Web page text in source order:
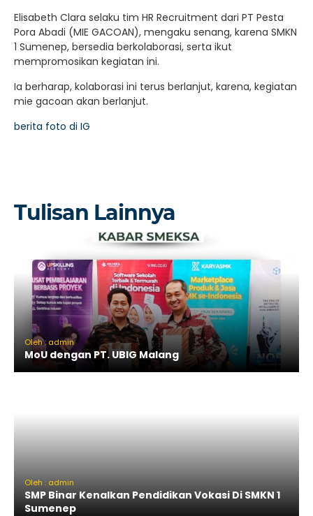
Elisabeth Clara selaku tim HR Recruitment dari PT Pesta
Pora Abadi (MIE GACOAN), mengaku senang, karena SMKN
1 Sumenep, bersedia berkolaborasi, serta ikut
mempromosikan kegiatan ini.
Ia berharap, kolaborasi ini terus berlanjut, karena, kegiatan
mie gacoan akan berlanjut.
berita foto di IG
Tulisan Lainnya
Oleh : admin
MoU dengan PT. UBIG Malang
Oleh : admin
SMP Binar Kenalkan Pendidikan Vokasi Di SMKN 1
Sumenep